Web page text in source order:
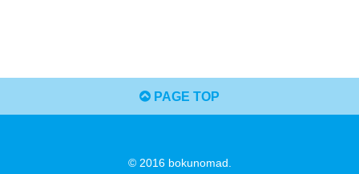
PAGE TOP
© 2016 bokunomad.